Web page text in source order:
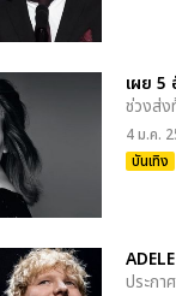
เผย 5
ช่วงส่ง
4 ม.ค.
บันเทิง
ประกา